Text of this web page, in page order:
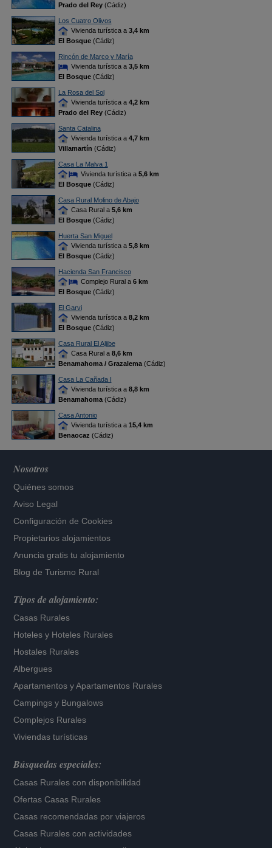
Prado del Rey(Cádiz)
Los Cuatro Olivos
Vivienda turística a 3,4 km
El Bosque(Cádiz)
Rincón de Marco y María
Vivienda turística a 3,5 km
El Bosque(Cádiz)
La Rosa del Sol
Vivienda turística a 4,2 km
Prado del Rey(Cádiz)
Santa Catalina
Vivienda turística a 4,7 km
Villamartín (Cádiz)
Casa La Malva 1
Vivienda turística a 5,6 km
El Bosque(Cádiz)
Casa Rural Molino de Abajo
Casa Rural a 5,6 km
El Bosque(Cádiz)
Huerta San Miguel
Vivienda turística a 5,8 km
El Bosque(Cádiz)
Hacienda San Francisco
Complejo Rural a 6 km
El Bosque(Cádiz)
El Garvi
Vivienda turística a 8,2 km
El Bosque(Cádiz)
Casa Rural El Aljibe
Casa Rural a 8,6 km
Benamahoma / Grazalema(Cádiz)
Casa La Cañada I
Vivienda turística a 8,8 km
Benamahoma(Cádiz)
Casa Antonio
Vivienda turística a 15,4 km
Benaocaz (Cádiz)
Nosotros
Quiénes somos
Aviso Legal
Configuración de Cookies
Propietarios alojamientos
Anuncia gratis tu alojamiento
Blog de Turismo Rural
Tipos de alojamiento:
Casas Rurales
Hoteles y Hoteles Rurales
Hostales Rurales
Albergues
Apartamentos yApartamentos Rurales
Campings y Bungalows
Complejos Rurales
Viviendas turísticas
Búsquedas especiales:
Casas Rurales con disponibilidad
Ofertas Casas Rurales
Casas recomendadas por viajeros
Casas Rurales con actividades